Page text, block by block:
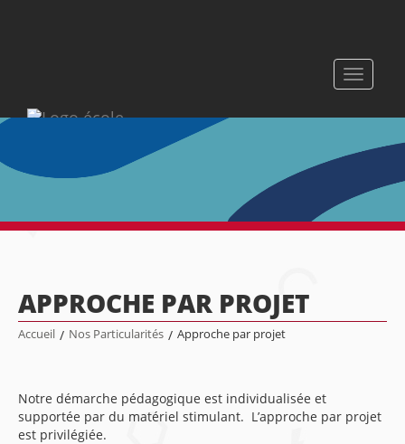
Toggle
APPROCHE PAR PROJET
Accueil / Nos Particularités / Approche par projet
Notre démarche pédagogique est individualisée et
supportée par du matériel stimulant. L’approche par projet
est privilégiée.